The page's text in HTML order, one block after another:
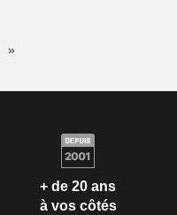
+ de 20 ans
à vos côtés